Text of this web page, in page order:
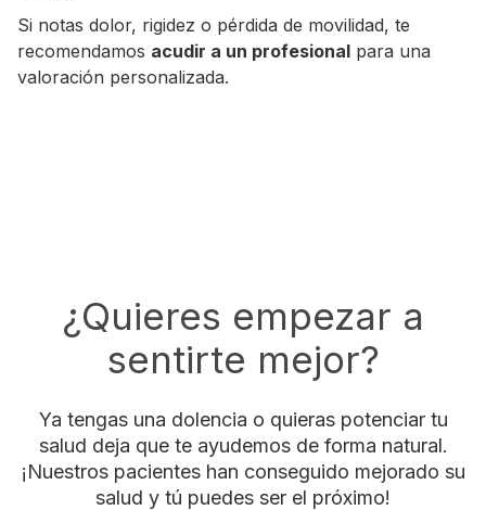
Si notas dolor, rigidez o pérdida de movilidad, te
recomendamos acudir a un profesional para una
valoración personalizada.
¿Quieres empezar a
sentirte mejor?
Ya tengas una dolencia o quieras potenciar tu
salud deja que te ayudemos de forma natural.
¡Nuestros pacientes han conseguido mejorado su
salud y tú puedes ser el próximo!